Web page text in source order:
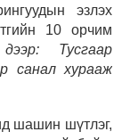
эзлэх
10 орчим
Тусгаар
санал хурааж
шашин шүтлэг,